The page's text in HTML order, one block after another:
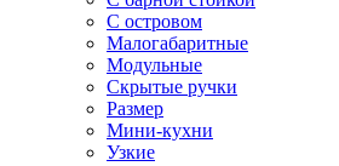
С островом
Малогабаритные
Модульные
Скрытые ручки
Размер
Мини-кухни
Узкие